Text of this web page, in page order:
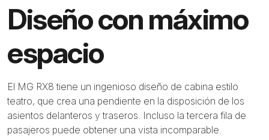
Diseño con máximo
espacio
El MG RX8 tiene un ingenioso diseño de cabina estilo
teatro, que crea una pendiente en la disposición de los
asientos delanteros y traseros. Incluso la tercera fila de
pasajeros puede obtener una vista incomparable.